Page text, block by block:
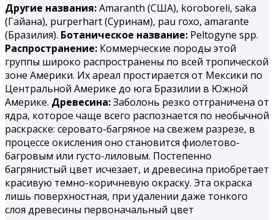
Другие названия:Amaranth (США), koroboreli, saka
(Гайана), purperhart (Суринам), раu гохо, amarantе
(Бразилия). Ботаническое название: Peltogyne spp.
Распространение: Коммерческие породы этой
группы широко распространены по всей тропической
зоне Америки. Их ареал простирается от Мексики по
Центральной Америке до юга Бразилии в Южной
Америке. Древесина:Заболонь резко отграничена от
ядра, которое чаще всего распознается по необычной
раскраске: серовато-багряное на свежем разрезе, в
процессе окисления оно становится фиолетово-
багровым или густо-лиловым. Постепенно
багрянистый цвет исчезает, и древесина приобретает
красивую темно-коричневую окраску. Эта окраска
лишь поверхностная, при удалении даже тонкого
слоя древесины первоначальный цвет